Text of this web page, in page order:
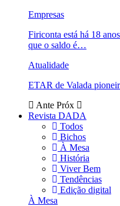
Empresas
Firiconta está há 18
que o saldo é…
Atualidade
ETAR de Valada
Ante Próx
Revista DADA
Todos
Bichos
À Mesa
História
Viver Bem
Tendências
Edição digital
À Mesa